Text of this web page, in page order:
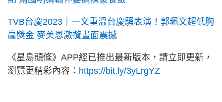
TVB台慶2023｜一文重溫台慶騷表演！郭珮文超低胸
贏獎金 麥美恩激攬畫面震撼
《星島頭條》APP經已推出最新版本，請立即更新，
瀏覽更精彩內容： https://bit.ly/3yLrgYZ